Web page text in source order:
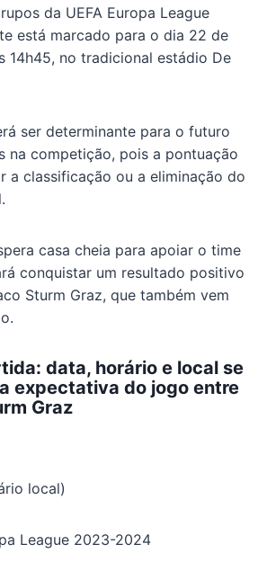
da UEFA Europa League
está marcado para o dia 22 de
14h45, no tradicional estádio De
ser determinante para o futuro
na competição, pois a pontuação
a classificação ou a eliminação do
casa cheia para apoiar o time
conquistar um resultado positivo
Sturm Graz, que também vem
data, horário e local se
expectativa do jogo entre
Graz
local)
League 2023-2024